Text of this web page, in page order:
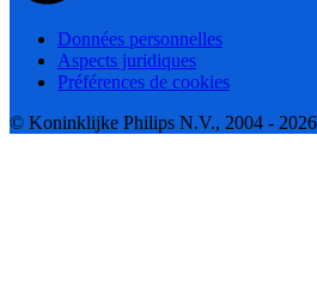
Données personnelles
Aspects juridiques
Préférences de cookies
© Koninklijke Philips N.V., 2004 -